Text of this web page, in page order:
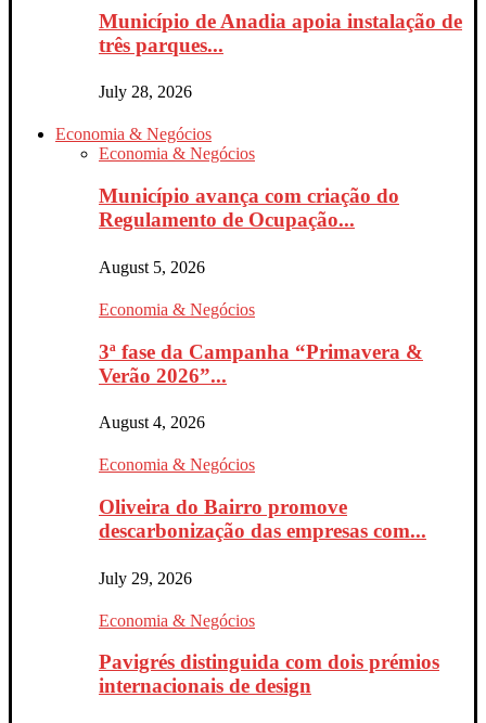
Município de Anadia apoia instalação de
três parques...
July 28, 2026
Economia & Negócios
Economia & Negócios
Município avança com criação do
Regulamento de Ocupação...
August 5, 2026
Economia & Negócios
3ª fase da Campanha “Primavera &
Verão 2026”...
August 4, 2026
Economia & Negócios
Oliveira do Bairro promove
descarbonização das empresas com...
July 29, 2026
Economia & Negócios
Pavigrés distinguida com dois prémios
internacionais de design